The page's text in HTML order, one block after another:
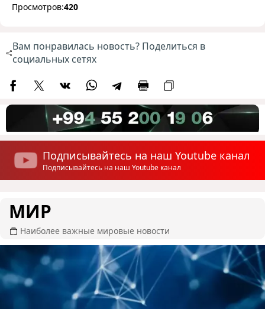
Просмотров:420
Вам понравилась новость? Поделиться в
социальных сетях
Подписывайтесь на наш Youtube канал
Подписывайтесь на наш Youtube канал
МИР
Наиболее важные мировые новости